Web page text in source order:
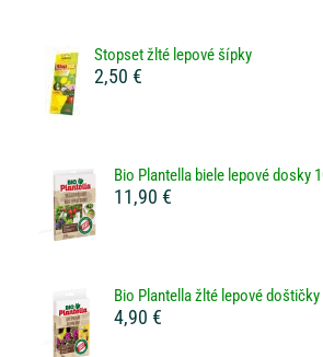
Stopset žlté lepové šípky
2,50 €
Bio Plantella biele lepové dosky
11,90 €
Bio Plantella žlté lepové
4,90 €